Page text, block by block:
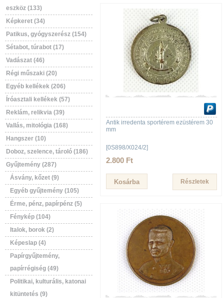
eszköz (133)
Képkeret (34)
Patikus, gyógyszerész (154)
Sétabot, túrabot (17)
Vadászat (46)
Régi műszaki (20)
Egyéb kellékek (206)
Íróasztali kellékek (57)
Reklám, relikvia (39)
Vallás, mitológia (168)
Hangszer (10)
Doboz, szelence, tároló (186)
Gyűjtemény (287)
Ásvány, kőzet (9)
Egyéb gyűjtemény (105)
Érme, pénz, papírpénz (5)
Fénykép (104)
Italok, borok (2)
Képeslap (4)
Papírgyűjtemény,
papírrégiség (49)
Politikai, kulturális, katonai
kitüntetés (9)
Antik irredenta sportérem ezüstérem 30
mm
[0S898/X024/2]
2.800 Ft
Részletek